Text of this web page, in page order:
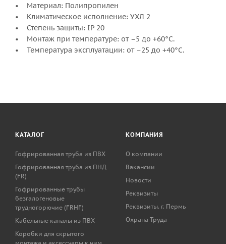
• Материал: Полипропилен
• Климатическое исполнение: УХЛ 2
• Степень защиты: IP 20
• Монтаж при температуре: от –5 до +60°С.
• Температура эксплуатации: от –25 до +40°С.
КАТАЛОГ
Гофрированная труба из ПВХ
Гофрированная труба из ПНД
(FR)
Гофрированные трубы
безгалогеновые
трудногорючие (FRHF)
Кабельные каналы из ПВХ
Коробки для скрытого
КОМПАНИЯ
О компании
Вакансии
Новости
Реквизиты
Реквизиты. г. Пермь
Охрана Труда